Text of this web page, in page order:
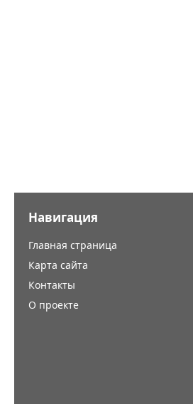
Навигация
Главная страница
Карта сайта
Контакты
О проекте